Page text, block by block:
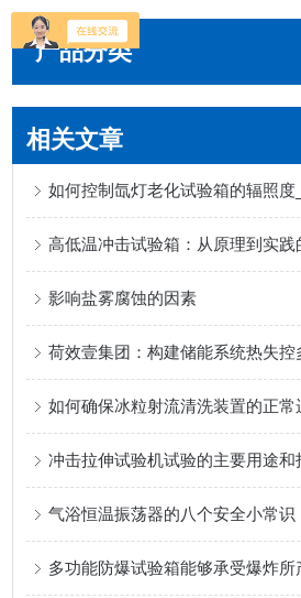
产品分类
相关文章
如何控制氙灯老化试验箱的辐照度
高低温冲击试验箱：从原理到实践
影响盐雾腐蚀的因素
如何确保冰粒射流清洗装置的正常
冲击拉伸试验机试验的主要用途和
气浴恒温振荡器的八个安全小常识
多功能防爆试验箱能够承受爆炸所